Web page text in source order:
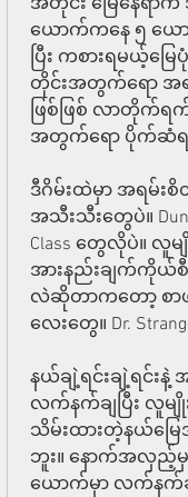
အတိုင်း မြေနေရာ
ယောက်ကနေ ၅ ယ
ပြီး ကစားရမယ့်
တိုင်းအတွက်ရော
ဖြစ်ဖြစ် လာတိုက်
အတွက်ရော ပိုက်ဆံ
ဒီဂိမ်းထဲမှာ အရမ်းစိ
အသီးသီးတွေပဲ။
Class တွေလိုပဲ။ လူ
အားနည်းချက်ကိုယ်
လဲဆိုတာကတော့ စာ
လေးတွေ။ Dr.
နယ်ချဲ့ရင်းချဲ့ရင်
လက်နက်ချပြီး လူ
သိမ်းထားတဲ့နယ်မ
ဘူး။ နောက်အလှည့်မှ
ယောက်မှာ လက်နက်